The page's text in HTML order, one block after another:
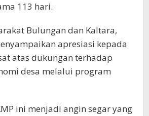
113 hari.
Bulungan dan Kaltara,
apresiasi kepada
atas dukungan terhadap
desa melalui program
ini menjadi angin segar yang